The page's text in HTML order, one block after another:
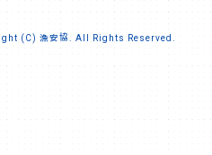
(C) 漁安協. All Rights Reserved.